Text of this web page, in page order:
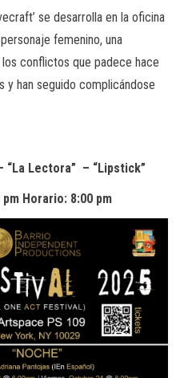
se desarrolla en la oficina
femenino, una
conflictos que padece hace
y han seguido complicándose
Lectora” – “Lipstick”
Horario: 8:00 pm